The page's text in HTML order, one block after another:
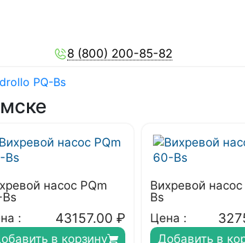
8 (800) 200-85-82
PQ-Bs
насос PQm
:
43157.00 ₽
в корзину
Вихревой
Bs
Цена :
Добавить в